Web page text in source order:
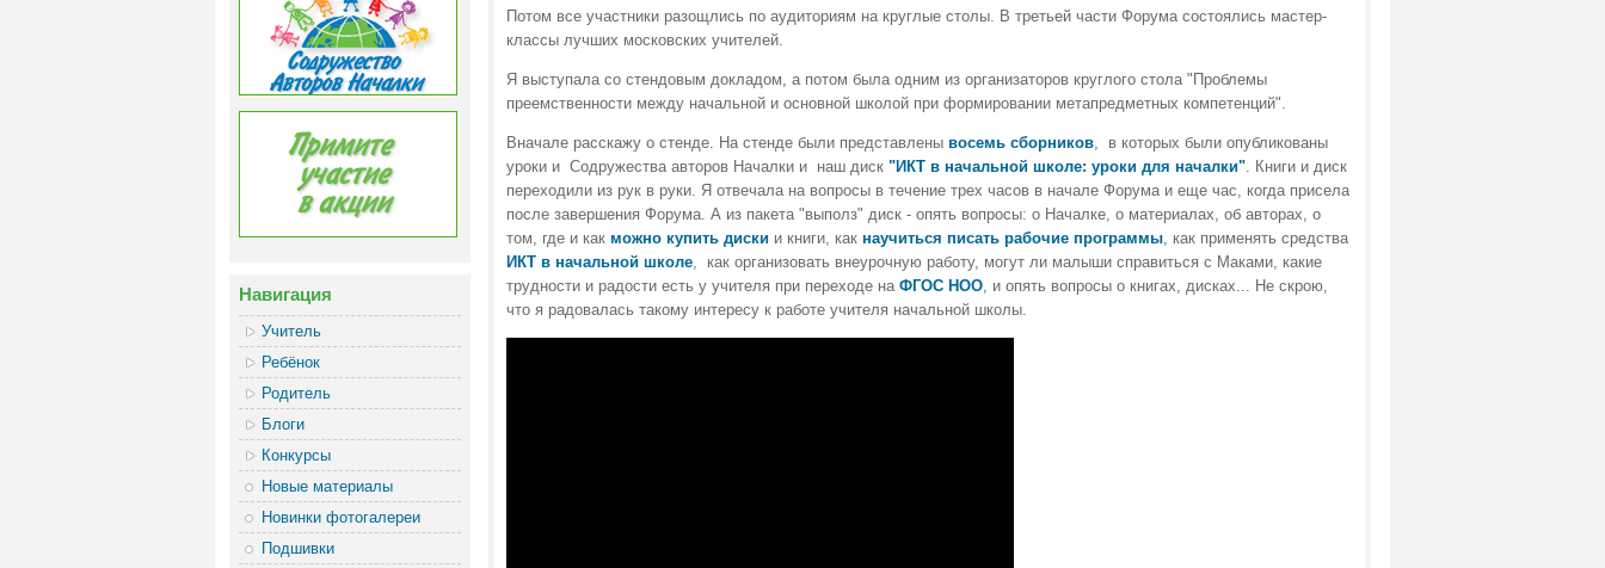
Навигация
Учитель
Ребёнок
Родитель
Блоги
Конкурсы
Новые материалы
Новинки фотогалереи
Подшивки
Потом все участники разощлись по аудиториям на круглые столы. В третьей части Форума состоялись мастер-
классы лучших московских учителей.
Я выступала со стендовым докладом, а потом была одним из организаторов круглого стола "Проблемы
преемственности между начальной и основной школой при формировании метапредметных компетенций".
Вначале расскажу о стенде. На стенде были представлены восемь сборников, в которых были опубликованы
уроки и Содружества авторов Началки и наш диск "ИКТ в начальной школе: уроки для началки". Книги и диск
переходили из рук в руки. Я отвечала на вопросы в течение трех часов в начале Форума и еще час, когда присела
после завершения Форума. А из пакета "выполз" диск - опять вопросы: о Началке, о материалах, об авторах, о
том, где и как можно купить дискии книги, как научиться писать рабочие программы, как применять средства
ИКТ в начальной школе, как организовать внеурочную работу, могут ли малыши справиться с Маками, какие
трудности и радости есть у учителя при переходе на ФГОС НОО, и опять вопросы о книгах, дисках... Не скрою,
что я радовалась такому интересу к работе учителя начальной школы.